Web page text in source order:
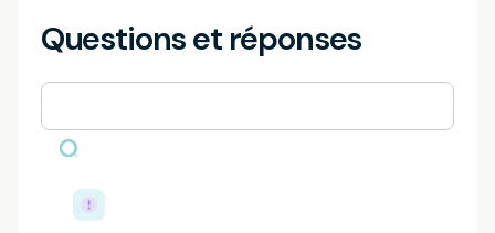
Questions et réponses